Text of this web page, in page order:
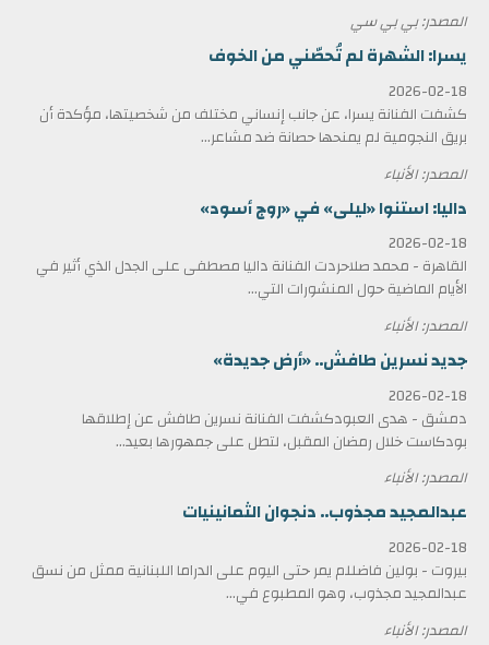
المصدر: بي بي سي
يسرا: الشهرة لم تُحصّني من الخوف
2026-02-18
كشفت الفنانة يسرا، عن جانب إنساني مختلف من شخصيتها، مؤكدة أن
بريق النجومية لم يمنحها حصانة ضد مشاعر...
المصدر: الأنباء
داليا: استنوا «ليلى» في «روج أسود»
2026-02-18
القاهرة - محمد صلاحردت الفنانة داليا مصطفى على الجدل الذي أثير في
الأيام الماضية حول المنشورات التي...
المصدر: الأنباء
جديد نسرين طافش.. «أرض جديدة»
2026-02-18
دمشق - هدى العبودكشفت الفنانة نسرين طافش عن إطلاقها
بودكاست خلال رمضان المقبل، لتطل على جمهورها بعيد...
المصدر: الأنباء
عبدالمجيد مجذوب.. دنجوان الثمانينيات
2026-02-18
بيروت - بولين فاضللم يمر حتى اليوم على الدراما اللبنانية ممثل من نسق
عبدالمجيد مجذوب، وهو المطبوع في...
المصدر: الأنباء